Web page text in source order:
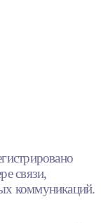
связи,
коммуникаций.